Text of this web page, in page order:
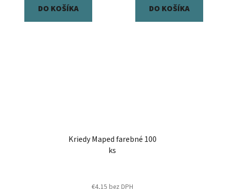
DO KOŠÍKA DO KOŠÍKA
Kriedy Maped farebné 100
ks
€4,15 bez DPH